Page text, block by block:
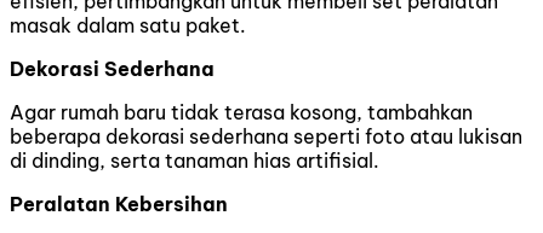
masak dalam satu paket.
Dekorasi Sederhana
Agar rumah baru tidak terasa kosong, tambahkan
beberapa dekorasi sederhana seperti foto atau lukisan
di dinding, serta tanaman hias artifisial.
Peralatan Kebersihan